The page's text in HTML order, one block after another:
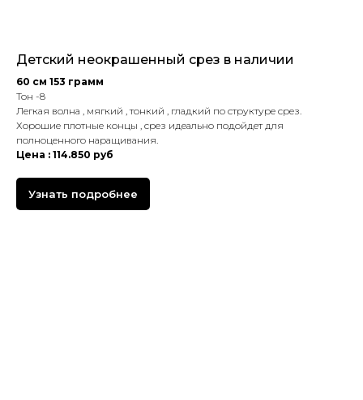
Детский неокрашенный срез в наличии
60 см 153 грамм
Тон -8
Легкая волна , мягкий , тонкий , гладкий по структуре срез.
Хорошие плотные концы , срез идеально подойдет для
полноценного наращивания.
Цена : 114.850 руб
Узнать подробнее